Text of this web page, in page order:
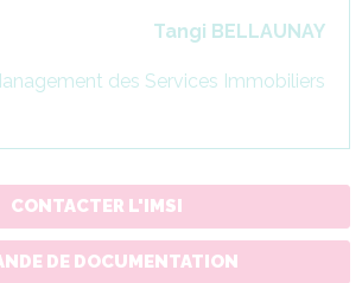
Tangi BELLAUNAY
des Services Immobiliers
CONTACTER L'IMSI
DE DOCUMENTATION